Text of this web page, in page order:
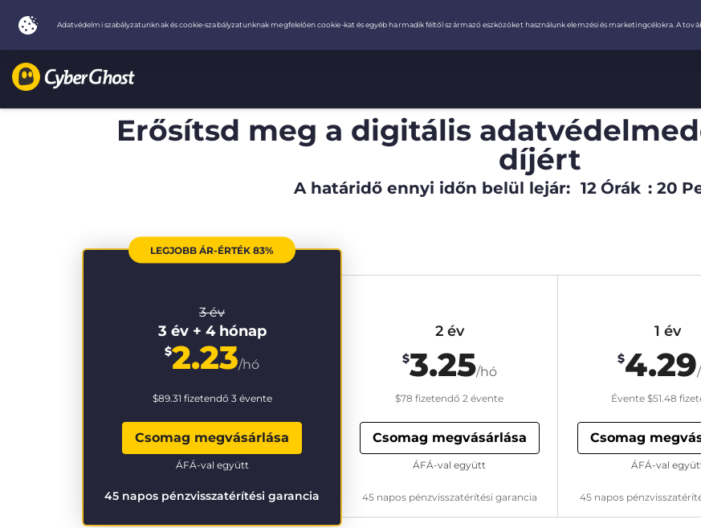
Erősítsd meg a digitális
díjért
A határidő ennyi időn belül lejár: 12 Órák : 20
LEGJOBB ÁR-ÉRTÉK 83%
3 év
3 év + 4 hónap
$2.23/hó
$89.31 fizetendő 3 évente
Csomag megvásárlása
45 napos pénzvisszatérítési garancia
ÁFÁ-val együtt
2 év
$3.25/hó
$78 fizetendő 2 évente
Csomag megvásárlása
45 napos pénzvisszatérítési garancia
ÁFÁ-val együtt
1 év
$4.29
Évente $51.48
Csomag
45 napos
ÁFÁ-val